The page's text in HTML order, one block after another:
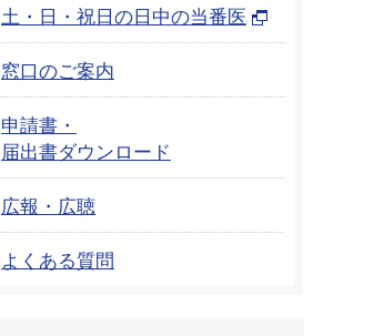
土・日・祝日の日中の当番医
窓口のご案内
申請書・
届出書ダウンロード
広報・広聴
よくある質問